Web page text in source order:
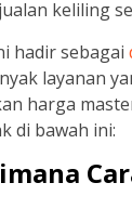
keliling
hadir sebagai
layanan
harga
di bawah ini: